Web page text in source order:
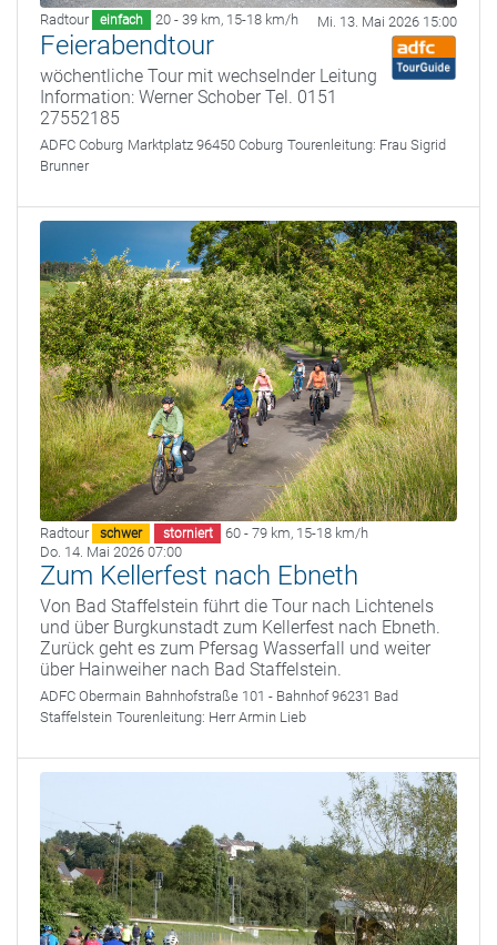
Radtour einfach 20 - 39 km, 15-18 km/h Mi. 13. Mai 2026 15:00
Feierabendtour
wöchentliche Tour mit wechselnder Leitung
Information: Werner Schober Tel. 0151
27552185
ADFC Coburg Marktplatz 96450 Coburg Tourenleitung: Frau Sigrid
Brunner
Radtour schwer storniert 60 - 79 km, 15-18 km/h
Do. 14. Mai 2026 07:00
Zum Kellerfest nach Ebneth
Von Bad Staffelstein führt die Tour nach Lichtenels
und über Burgkunstadt zum Kellerfest nach Ebneth.
Zurück geht es zum Pfersag Wasserfall und weiter
über Hainweiher nach Bad Staffelstein.
ADFC Obermain Bahnhofstraße 101 - Bahnhof 96231 Bad
Staffelstein Tourenleitung: Herr Armin Lieb